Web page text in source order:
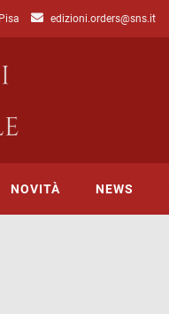
edizioni.orders@sns.it
NOVITÀ NEWS